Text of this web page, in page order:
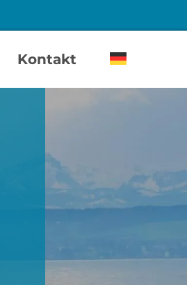
Kontakt